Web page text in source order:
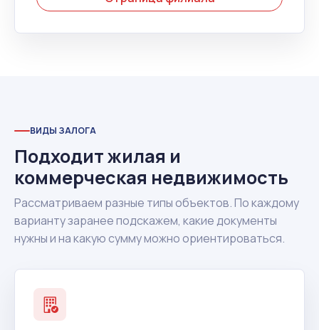
ВИДЫ ЗАЛОГА
Подходит жилая и
коммерческая недвижимость
Рассматриваем разные типы объектов. По каждому
варианту заранее подскажем, какие документы
нужны и на какую сумму можно ориентироваться.